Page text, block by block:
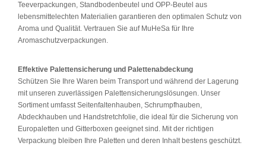
Teeverpackungen, Standbodenbeutel und OPP-Beutel aus
lebensmittelechten Materialien garantieren den optimalen Schutz von
Aroma und Qualität. Vertrauen Sie auf MuHeSa für Ihre
Aromaschutzverpackungen.
Effektive Palettensicherung und Palettenabdeckung
Schützen Sie Ihre Waren beim Transport und während der Lagerung
mit unseren zuverlässigen Palettensicherungslösungen. Unser
Sortiment umfasst Seitenfaltenhauben, Schrumpfhauben,
Abdeckhauben und Handstretchfolie, die ideal für die Sicherung von
Europaletten und Gitterboxen geeignet sind. Mit der richtigen
Verpackung bleiben Ihre Paletten und deren Inhalt bestens geschützt.